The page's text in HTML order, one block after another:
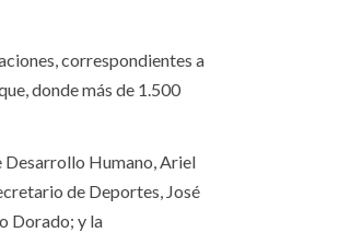
correspondientes a
donde más de 1.500
Desarrollo Humano, Ariel
de Deportes, José
Dorado; y la